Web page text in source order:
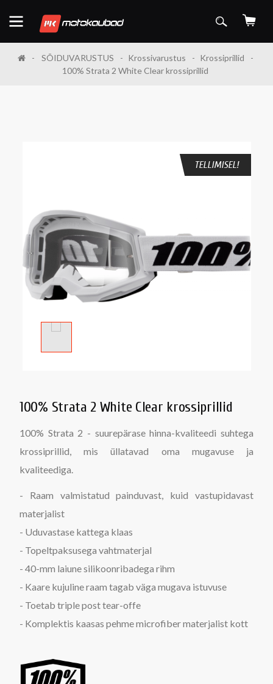
SÕIDUVARUSTUS Krossivarustus
Krossiprillid
100% Strata 2 White Clear krossiprillid
TELLIMISEL!
100% Strata 2 White Clear krossiprillid
100% Strata 2 - suurepärase hinna-kvaliteedi suhtega
krossiprillid, mis üllatavad oma mugavuse ja
kvaliteediga.
- Raam valmistatud painduvast, kuid vastupidavast
materjalist
- Uduvastase kattega klaas
- Topeltpaksusega vahtmaterjal
- 40-mm laiune silikoonribadega rihm
- Kaare kujuline raam tagab väga mugava istuvuse
- Toetab triple post tear-offe
- Komplektis kaasas pehme microfiber materjalist kott